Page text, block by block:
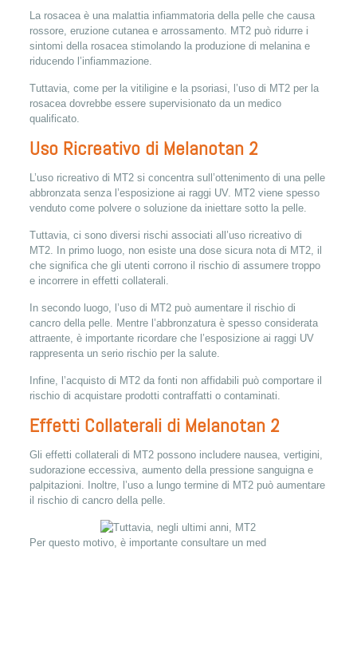
La rosacea è una malattia infiammatoria della pelle che causa
rossore, eruzione cutanea e arrossamento. MT2 può ridurre i
sintomi della rosacea stimolando la produzione di melanina e
riducendo l’infiammazione.
Tuttavia, come per la vitiligine e la psoriasi, l’uso di MT2 per la
rosacea dovrebbe essere supervisionato da un medico
qualificato.
Uso Ricreativo di Melanotan 2
L’uso ricreativo di MT2 si concentra sull’ottenimento di una pelle
abbronzata senza l’esposizione ai raggi UV. MT2 viene spesso
venduto come polvere o soluzione da iniettare sotto la pelle.
Tuttavia, ci sono diversi rischi associati all’uso ricreativo di
MT2. In primo luogo, non esiste una dose sicura nota di MT2, il
che significa che gli utenti corrono il rischio di assumere troppo
e incorrere in effetti collaterali.
In secondo luogo, l’uso di MT2 può aumentare il rischio di
cancro della pelle. Mentre l’abbronzatura è spesso considerata
attraente, è importante ricordare che l’esposizione ai raggi UV
rappresenta un serio rischio per la salute.
Infine, l’acquisto di MT2 da fonti non affidabili può comportare il
rischio di acquistare prodotti contraffatti o contaminati.
Effetti Collaterali di Melanotan 2
Gli effetti collaterali di MT2 possono includere nausea, vertigini,
sudorazione eccessiva, aumento della pressione sanguigna e
palpitazioni. Inoltre, l’uso a lungo termine di MT2 può aumentare
il rischio di cancro della pelle.
Per questo motivo, è importante consultare un med